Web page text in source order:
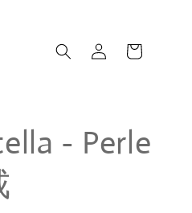
- Perle